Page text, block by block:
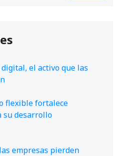
el activo que las
flexible fortalece
su desarrollo
empresas pierden